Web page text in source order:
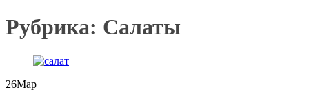
Рубрика: Салаты
26Мар